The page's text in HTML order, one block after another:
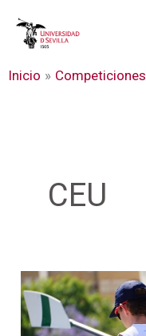
Inicio Competiciones
CEU
La
US
concluye